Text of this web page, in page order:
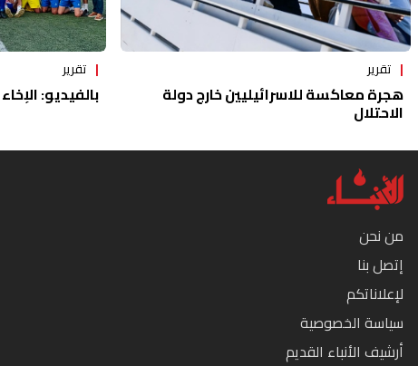
تقرير
هجرة معاكسة للاسرائيليين خارج دولة
الاحتلال
تقرير
بالفيديو:
من نحن
إتصل بنا
لإعلاناتكم
سياسة الخصوصية
أرشيف الأنباء القديم